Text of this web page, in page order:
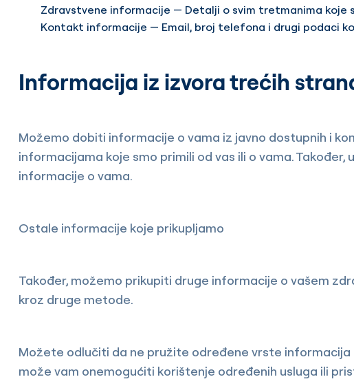
Zdravstvene informacije — Detalji o svim tretmanima koje
Kontakt informacije — Email, broj telefona i drugi podaci
Informacija iz izvora trećih
Možemo dobiti informacije o vama iz javno dostupnih i
informacijama koje smo primili od vas ili o vama.
informacije o vama.
Ostale informacije koje prikupljamo
Također, možemo prikupiti druge informacije o vašem
kroz druge metode.
Možete odlučiti da ne pružite određene vrste
može vam onemogućiti korištenje određenih usluga ili